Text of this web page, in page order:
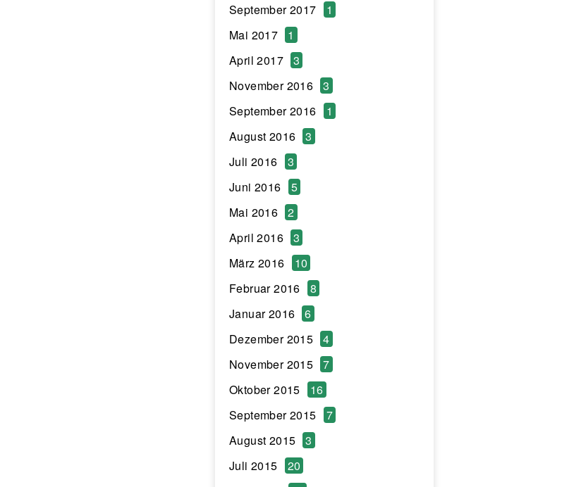
September 2017
1
Mai 2017
1
April 2017
3
November 2016
3
September 2016
1
August 2016
3
Juli 2016
3
Juni 2016
5
Mai 2016
2
April 2016
3
März 2016
10
Februar 2016
8
Januar 2016
6
Dezember 2015
4
November 2015
7
Oktober 2015
16
September 2015
7
August 2015
3
Juli 2015
20